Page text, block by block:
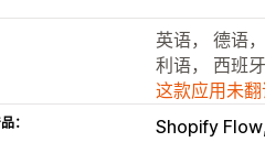
英语， 德语
利语， 西班
这款应用未
： Shopify Flow